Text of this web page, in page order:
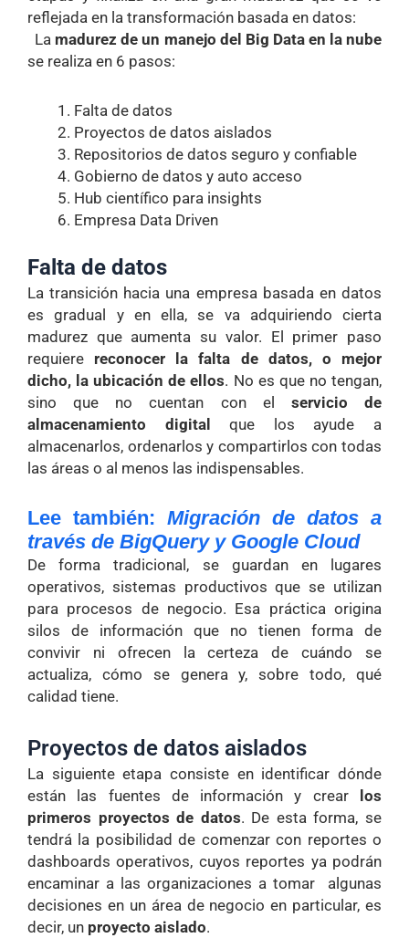
reflejada en la transformación basada en datos:
La madurez de un manejo del Big Data en la nube
se realiza en 6 pasos:
Falta de datos
Proyectos de datos aislados
Repositorios de datos seguro y confiable
Gobierno de datos y auto acceso
Hub científico para insights
Empresa Data Driven
Falta de datos
La transición hacia una empresa basada en datos
es gradual y en ella, se va adquiriendo cierta
madurez que aumenta su valor. El primer paso
requiere reconocer la falta de datos, o mejor
dicho, la ubicación de ellos. No es que no tengan,
sino que no cuentan con el servicio de
almacenamiento digital
que los ayude a
almacenarlos, ordenarlos y compartirlos con todas
las áreas o al menos las indispensables.
Lee también: Migración de datos a
través de BigQuery y Google Cloud
De forma tradicional, se guardan en lugares
operativos, sistemas productivos que se utilizan
para procesos de negocio. Esa práctica origina
silos de información que no tienen forma de
convivir ni ofrecen la certeza de cuándo se
actualiza, cómo se genera y, sobre todo, qué
calidad tiene.
Proyectos de datos aislados
La siguiente etapa consiste en identificar dónde
están las fuentes de información y crear los
primeros proyectos de datos. De esta forma, se
tendrá la posibilidad de comenzar con reportes o
dashboards operativos, cuyos reportes ya podrán
encaminar a las organizaciones a tomar algunas
decisiones en un área de negocio en particular, es
decir, un proyecto aislado.